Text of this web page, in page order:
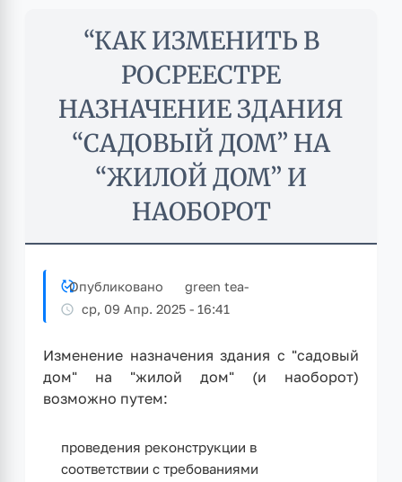
“КАК ИЗМЕНИТЬ В
РОСРЕЕСТРЕ
НАЗНАЧЕНИЕ ЗДАНИЯ
“САДОВЫЙ ДОМ” НА
“ЖИЛОЙ ДОМ” И
НАОБОРОТ
Опубликовано green tea-
ср, 09 Апр. 2025 - 16:41
Изменение назначения здания с "садовый
дом" на "жилой дом" (и наоборот)
возможно путем:
проведения реконструкции в
соответствии с требованиями